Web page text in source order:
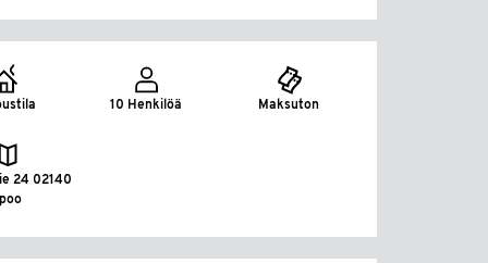
10 Henkilöä Maksuton
24 02140